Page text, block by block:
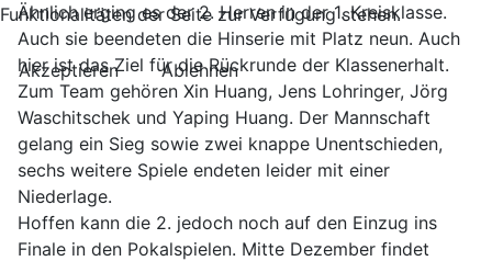
Ähnlich erging es der 2. Herren in der 1. Kreisklasse.
Auch sie beendeten die Hinserie mit Platz neun. Auch
hier ist das Ziel für die Rückrunde der Klassenerhalt.
Zum Team gehören Xin Huang, Jens Lohringer, Jörg
Waschitschek und Yaping Huang. Der Mannschaft
gelang ein Sieg sowie zwei knappe Unentschieden,
sechs weitere Spiele endeten leider mit einer
Niederlage.
Hoffen kann die 2. jedoch noch auf den Einzug ins
Finale in den Pokalspielen. Mitte Dezember findet
Funktionalitäten der Seite zur Verfügung stehen.
Akzeptieren Ablehnen